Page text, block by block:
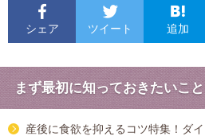
シェア ツイート 追加
まず最初に知っておきたいこと
産後に食欲を抑えるコツ特集！ダ